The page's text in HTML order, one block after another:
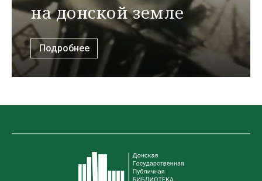
на донской земле
Подробнее